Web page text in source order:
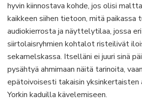
hyvin kiinnostava kohde, jos olisi
kaikkeen siihen tietoon, mitä paikassa
audiokierrosta ja näyttelytilaa, jossa
siirtolaisryhmien kohtalot risteilivät
sekamelskassa. Itselläni ei juuri sinä
pysähtyä ahmimaan näitä tarinoita,
epätoivoisesti takaisin yksinkertaisten
Yorkin kaduilla kävelemiseen.